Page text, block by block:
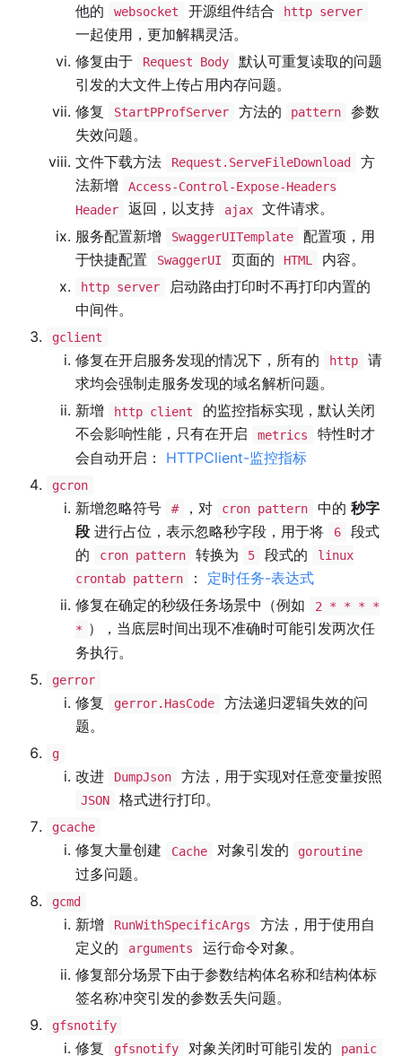
他的
websocket 开源组件结合 http server
一起使用，更加解耦灵活。
修复由于
Request Body
默认可重复读取的问题
引发的大文件上传占用内存问题。
修复
StartPProfServer 方法的 pattern
参数
失效问题。
文件下载方法
Request.ServeFileDownload
方
法新增
Access-Control-Expose-Headers
Header
返回，以支持 ajax
文件请求。
服务配置新增
SwaggerUITemplate
配置项，用
于快捷配置
SwaggerUI 页面的 HTML 内容。
http server
启动路由打印时不再打印内置的
中间件。
gclient
修复在开启服务发现的情况下，所有的 http
请
求均会强制走服务发现的域名解析问题。
新增
http client
的监控指标实现，默认关闭
不会影响性能，只有在开启
metrics
特性时才
会自动开启： HTTPClient-监控指标
gcron
新增忽略符号 # ，对 cron pattern 中的 秒字
段 进行占位，表示忽略秒字段，用于将 6
段式
的
cron pattern 转换为 5 段式的
linux
crontab pattern
： 定时任务-表达式
修复在确定的秒级任务场景中（例如
2 * * * *
* ），当底层时间出现不准确时可能引发两次任
务执行。
gerror
修复 gerror.HasCode
方法递归逻辑失效的问
题。
g
改进 DumpJson 方法，用于实现对任意变量按照
JSON 格式进行打印。
gcache
修复大量创建 Cache 对象引发的 goroutine
过多问题。
gcmd
新增 RunWithSpecificArgs
方法，用于使用自
定义的
arguments
运行命令对象。
修复部分场景下由于参数结构体名称和结构体标
签名称冲突引发的参数丢失问题。
gfsnotify
修复 gfsnotify 对象关闭时可能引发的 panic